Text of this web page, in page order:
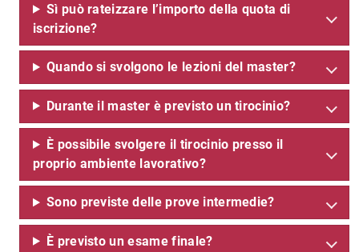
Sì può rateizzare l’importo della quota di
iscrizione?
Quando si svolgono le lezioni del master?
Durante il master è previsto un tirocinio?
È possibile svolgere il tirocinio presso il
proprio ambiente lavorativo?
Sono previste delle prove intermedie?
È previsto un esame finale?